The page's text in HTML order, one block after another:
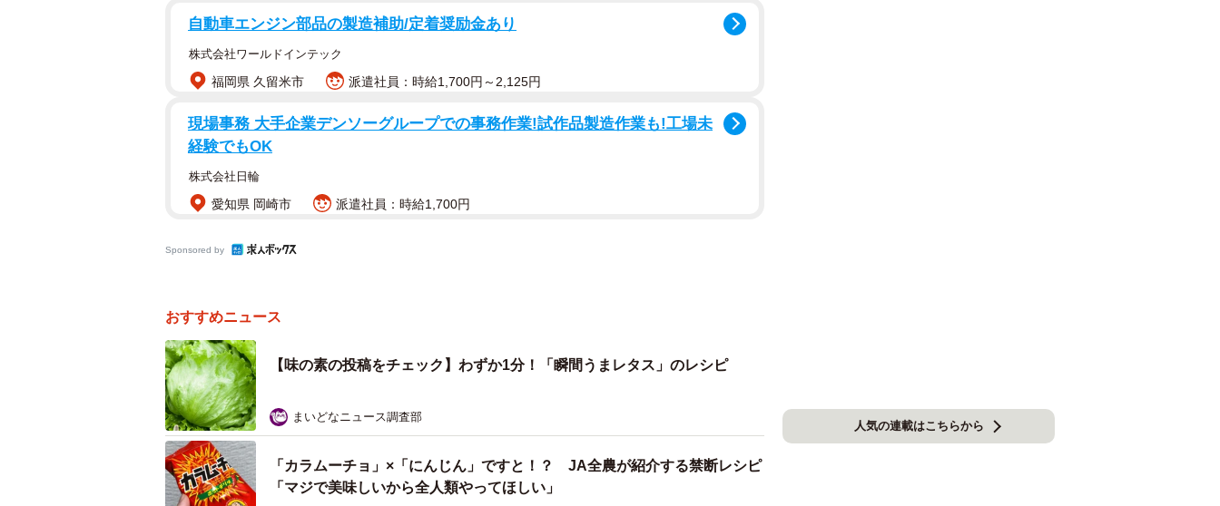
自動車エンジン部品の製造補助/定着奨励金あり
株式会社ワールドインテック
福岡県 久留米市 派遣社員：時給1,700円～2,125円
現場事務 大手企業デンソーグループでの事務作業!試作品製造作業も!工場未
経験でもOK
株式会社日輪
愛知県 岡崎市 派遣社員：時給1,700円
Sponsored by
おすすめニュース
【味の素の投稿をチェック】わずか1分！「瞬間うまレタス」のレシピ
まいどなニュース調査部
「カラムーチョ」×「にんじん」ですと！？ JA全農が紹介する禁断レシピ
「マジで美味しいから全人類やってほしい」
人気の連載はこちらから